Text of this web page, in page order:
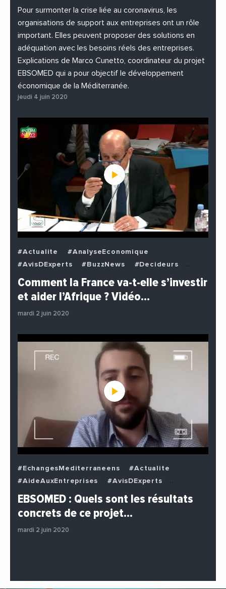
#PhotosEtVideos
Pour surmonter la crise liée au coronavirus, les
organisations de support aux entreprises ont un rôle
important. Elles peuvent proposer des solutions en
adéquation avec les besoins réels des entreprises.
Explications de Marco Cunetto, coordinateur du projet
EBSOMED qui a pour objectif le développement
économique de la Méditerranée.
jeudi 4 juin 2020
#Actualite
#AnalyseEconomique
#AvisDExperts
#BuzzNews
#Decideurs
#EchangesMediterraneens
#Economie
#Politique
Comment la France va-t-elle s’investir
et aider l’Afrique ? Vidéo…
mardi 2 juin 2020
#EchangesMediterraneens
#Actualite
#AideAuxEntreprises
#AvisDExperts
#BuzzNews
#Decideurs
#Entreprises
#Institutions
EBSOMED : Quels sont les résultats
concrets de ce projet…
mardi 2 juin 2020